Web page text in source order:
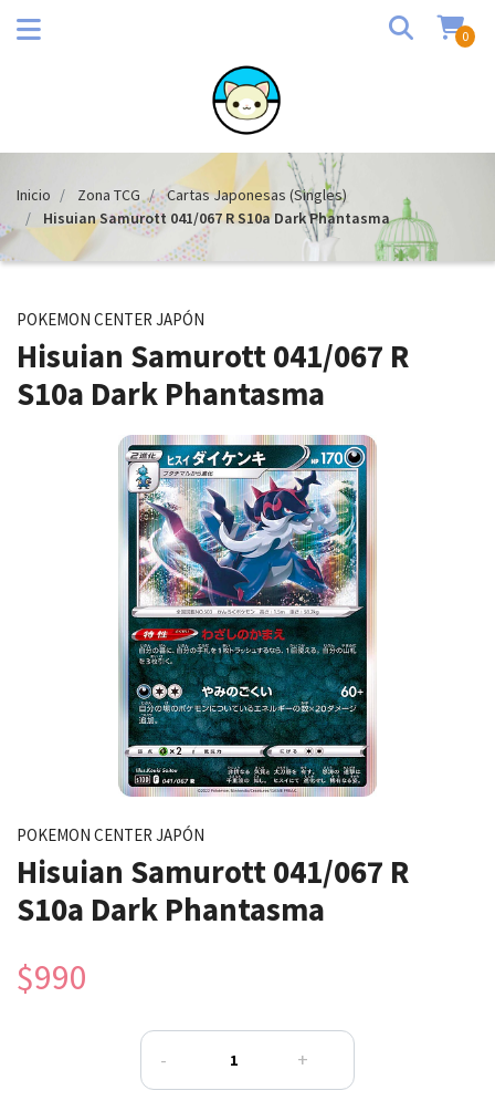
0
Inicio Zona TCG
Cartas Japonesas (Singles)
Hisuian Samurott 041/067 R S10a Dark Phantasma
POKEMON CENTER JAPÓN
Hisuian Samurott 041/067 R
S10a Dark Phantasma
POKEMON CENTER JAPÓN
Hisuian Samurott 041/067 R
S10a Dark Phantasma
$990
- +